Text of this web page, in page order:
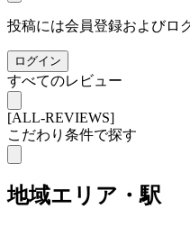
投稿には会員登録およびロ
ログイン
すべてのレビュー
[ALL-REVIEWS]
こだわり条件で探す
地域エリア・駅